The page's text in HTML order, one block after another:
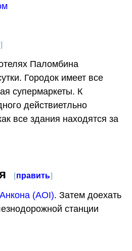
]
Паломбина
Городок имеет все
супермаркеты. К
действиетльно
все здания находятся за
[править]
(AOI). Затем доехать
станции